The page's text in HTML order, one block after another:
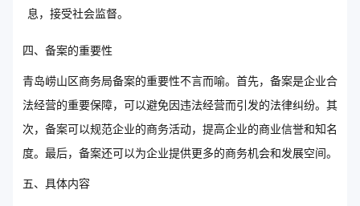
息，接受社会监督。
四、备案的重要性
青岛崂山区商务局备案的重要性不言而喻。首先，备案是企业合
法经营的重要保障，可以避免因违法经营而引发的法律纠纷。其
次，备案可以规范企业的商务活动，提高企业的商业信誉和知名
度。最后，备案还可以为企业提供更多的商务机会和发展空间。
五、具体内容